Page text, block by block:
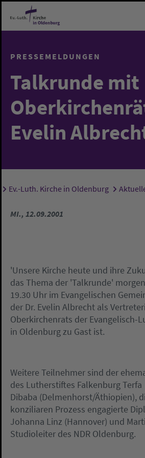
Zum Hauptinhalt springen
PRESSEMELDUNGEN
Talkrunde mit
Evelin
Sie sind hier:
Ev.-Luth. Kirche in Oldenburg
MI., 12.09.2001
'Unsere Kirche heute und ihre
das Thema der 'Talkrunde'
19.30 Uhr im Evangelischen
der Dr. Evelin Albrecht als
Oberkirchenrats der Evangelisch-
in Oldenburg zu Gast ist.
Weitere Teilnehmer sind der
des Lutherstiftes Falkenburg Terfa
Dibaba (Delmenhorst/Äthiopien),
konziliaren Prozess engagierte
Johanna Linz (Hannover) und
Studioleiter des NDR Oldenburg.